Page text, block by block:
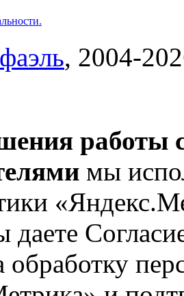
, 2004-
работы
мы
даете
обработку